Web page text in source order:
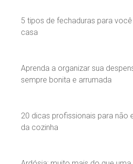
5 tipos de fechaduras para
casa
Aprenda a organizar sua
sempre bonita e arrumada
20 dicas profissionais para não
da cozinha